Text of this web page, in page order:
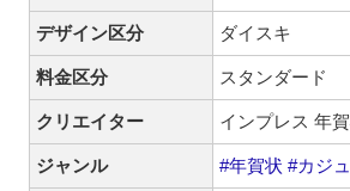
デザイン区分 ダイスキ
料金区分 スタンダード
クリエイター インプレス 年
ジャンル #年賀状 #カジ